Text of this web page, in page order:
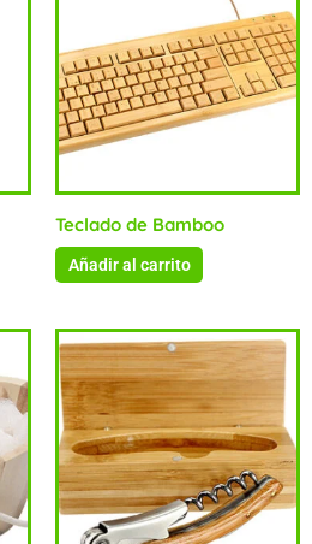
Teclado de Bamboo
Añadir al carrito